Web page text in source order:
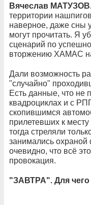
Вячеслав
территории
наверное, даже сны
могут прочитать. Я
сценарий по
вторжению ХАМАС
Дали возможность
"случайно"
Есть данные, что не
квадроциклах и с
скопившимся
прилетевших к
тогда стреляли
занимались
очевидно, что всё
провокация.
"ЗАВТРА". Для